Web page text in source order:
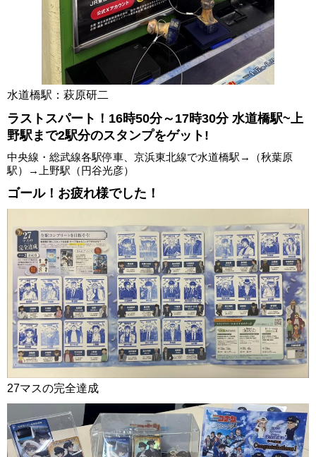
水道橋駅：萩原研二
ラストスパート！16時50分～17時30分 水道橋駅~上
野駅まで2駅分のスタンプをゲット!
中央線・総武線各駅停車、京浜東北線で水道橋駅→（秋葉原
駅）→上野駅（円谷光彦）
ゴール！お疲れ様でした！
27マスの完全達成